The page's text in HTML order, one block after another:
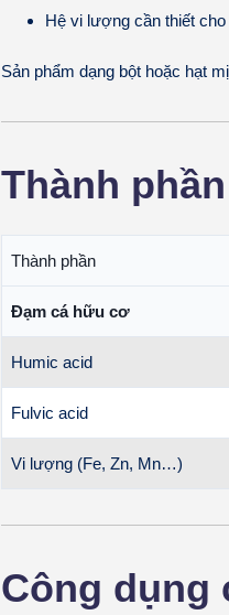
Hệ vi lượng cần thiết
Sản phẩm dạng bột hoặc hạt
Thành
Thành phần
Đạm cá hữu cơ
Humic acid
Fulvic acid
Vi lượng (Fe, Zn, Mn…)
Công dụng